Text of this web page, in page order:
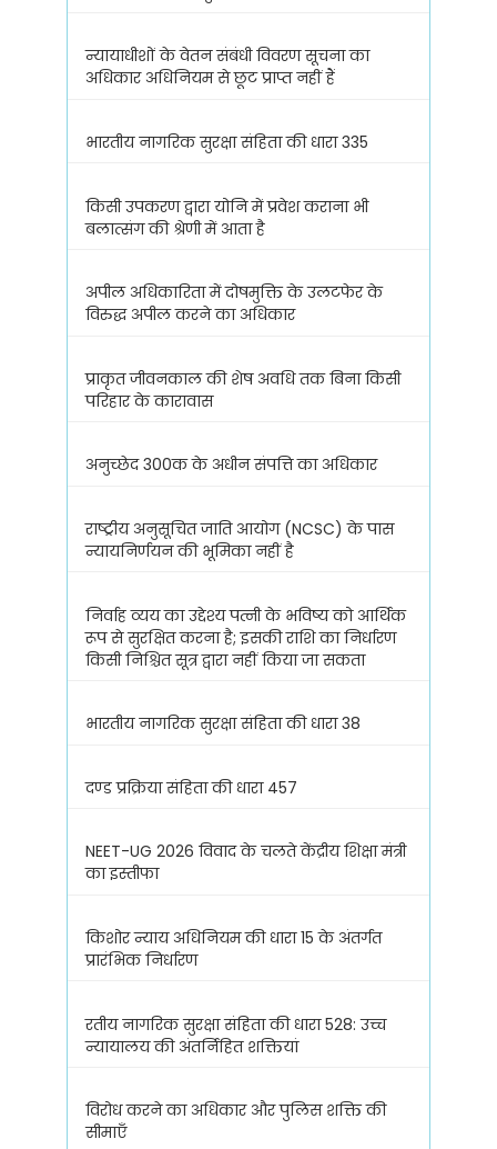
न्यायाधीशों के वेतन संबंधी विवरण सूचना का
अधिकार अधिनियम से छूट प्राप्त नहीं हैं
भारतीय नागरिक सुरक्षा संहिता की धारा 335
किसी उपकरण द्वारा योनि में प्रवेश कराना भी
बलात्संग की श्रेणी में आता है
अपील अधिकारिता में दोषमुक्ति के उलटफेर के
विरुद्ध अपील करने का अधिकार
प्राकृत जीवनकाल की शेष अवधि तक बिना किसी
परिहार के कारावास
अनुच्छेद 300क के अधीन संपत्ति का अधिकार
राष्ट्रीय अनुसूचित जाति आयोग (NCSC) के पास
न्यायनिर्णयन की भूमिका नहीं है
निर्वाह व्यय का उद्देश्य पत्नी के भविष्य को आर्थिक
रूप से सुरक्षित करना है; इसकी राशि का निर्धारण
किसी निश्चित सूत्र द्वारा नहीं किया जा सकता
भारतीय नागरिक सुरक्षा संहिता की धारा 38
दण्ड प्रक्रिया संहिता की धारा 457
NEET-UG 2026 विवाद के चलते केंद्रीय शिक्षा मंत्री
का इस्तीफा
किशोर न्याय अधिनियम की धारा 15 के अंतर्गत
प्रारंभिक निर्धारण
रतीय नागरिक सुरक्षा संहिता की धारा 528: उच्च
न्यायालय की अंतर्निहित शक्तियां
विरोध करने का अधिकार और पुलिस शक्ति की
सीमाएँ